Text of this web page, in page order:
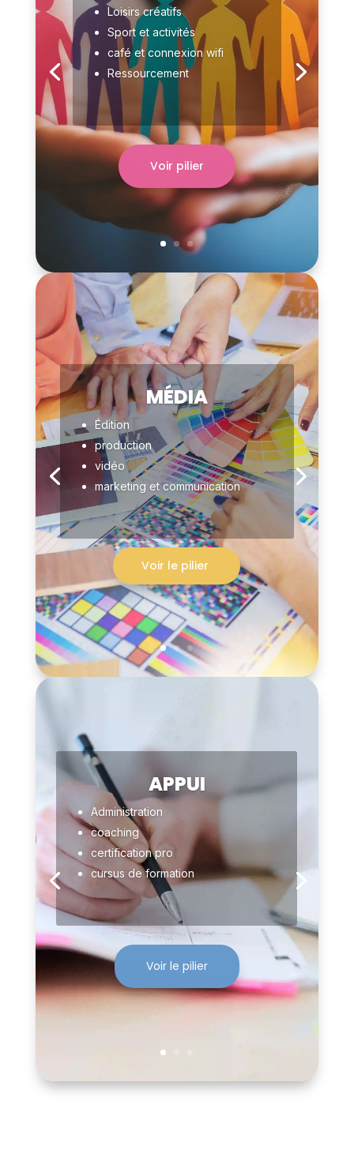
Loisirscréatifs
Sport et activités
café et connexion wifi
Ressourcement
Voir pilier
MÉDIA
Édition
production
vidéo
marketing et communication
Voir le pilier
APPUI
Administration
coaching
certification pro
cursus de formation
Voir le pilier